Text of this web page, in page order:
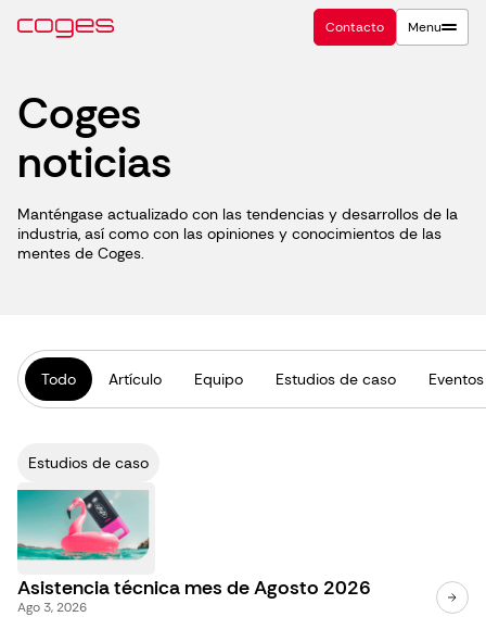
Contacto Menu
Coges
noticias
Manténgase actualizado con las tendencias y desarrollos de la
industria, así como con las opiniones y conocimientos de las
mentes de Coges.
Todo Artículo Equipo Estudios de caso Eventos
Estudios de caso
Ago 3, 2026
Asistencia técnica mes de Agosto 2026